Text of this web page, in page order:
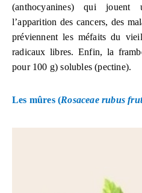
(anthocyanines) qui
l’apparition des cancers, des
préviennent les méfaits du
radicaux libres. Enfin, la
pour 100 g) solubles (pectine).
Les mûres (Rosaceae rubus